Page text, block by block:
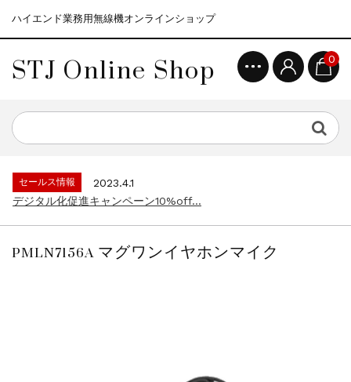
ハイエンド業務用無線機オンラインショップ
STJ Online Shop 0
モトローラ無線機本体キャンペーン15%o...
セールス情報
2023.4.10
セールス情報
2023.4.1
デジタル化促進キャンペーン10%off...
セールス情報
2023.4.10
PMLN7156A マグワンイヤホンマイク